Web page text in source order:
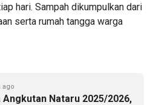
hari. Sampah dikumpulkan dari
serta rumah tangga warga
ago
Angkutan Nataru 2025/2026,